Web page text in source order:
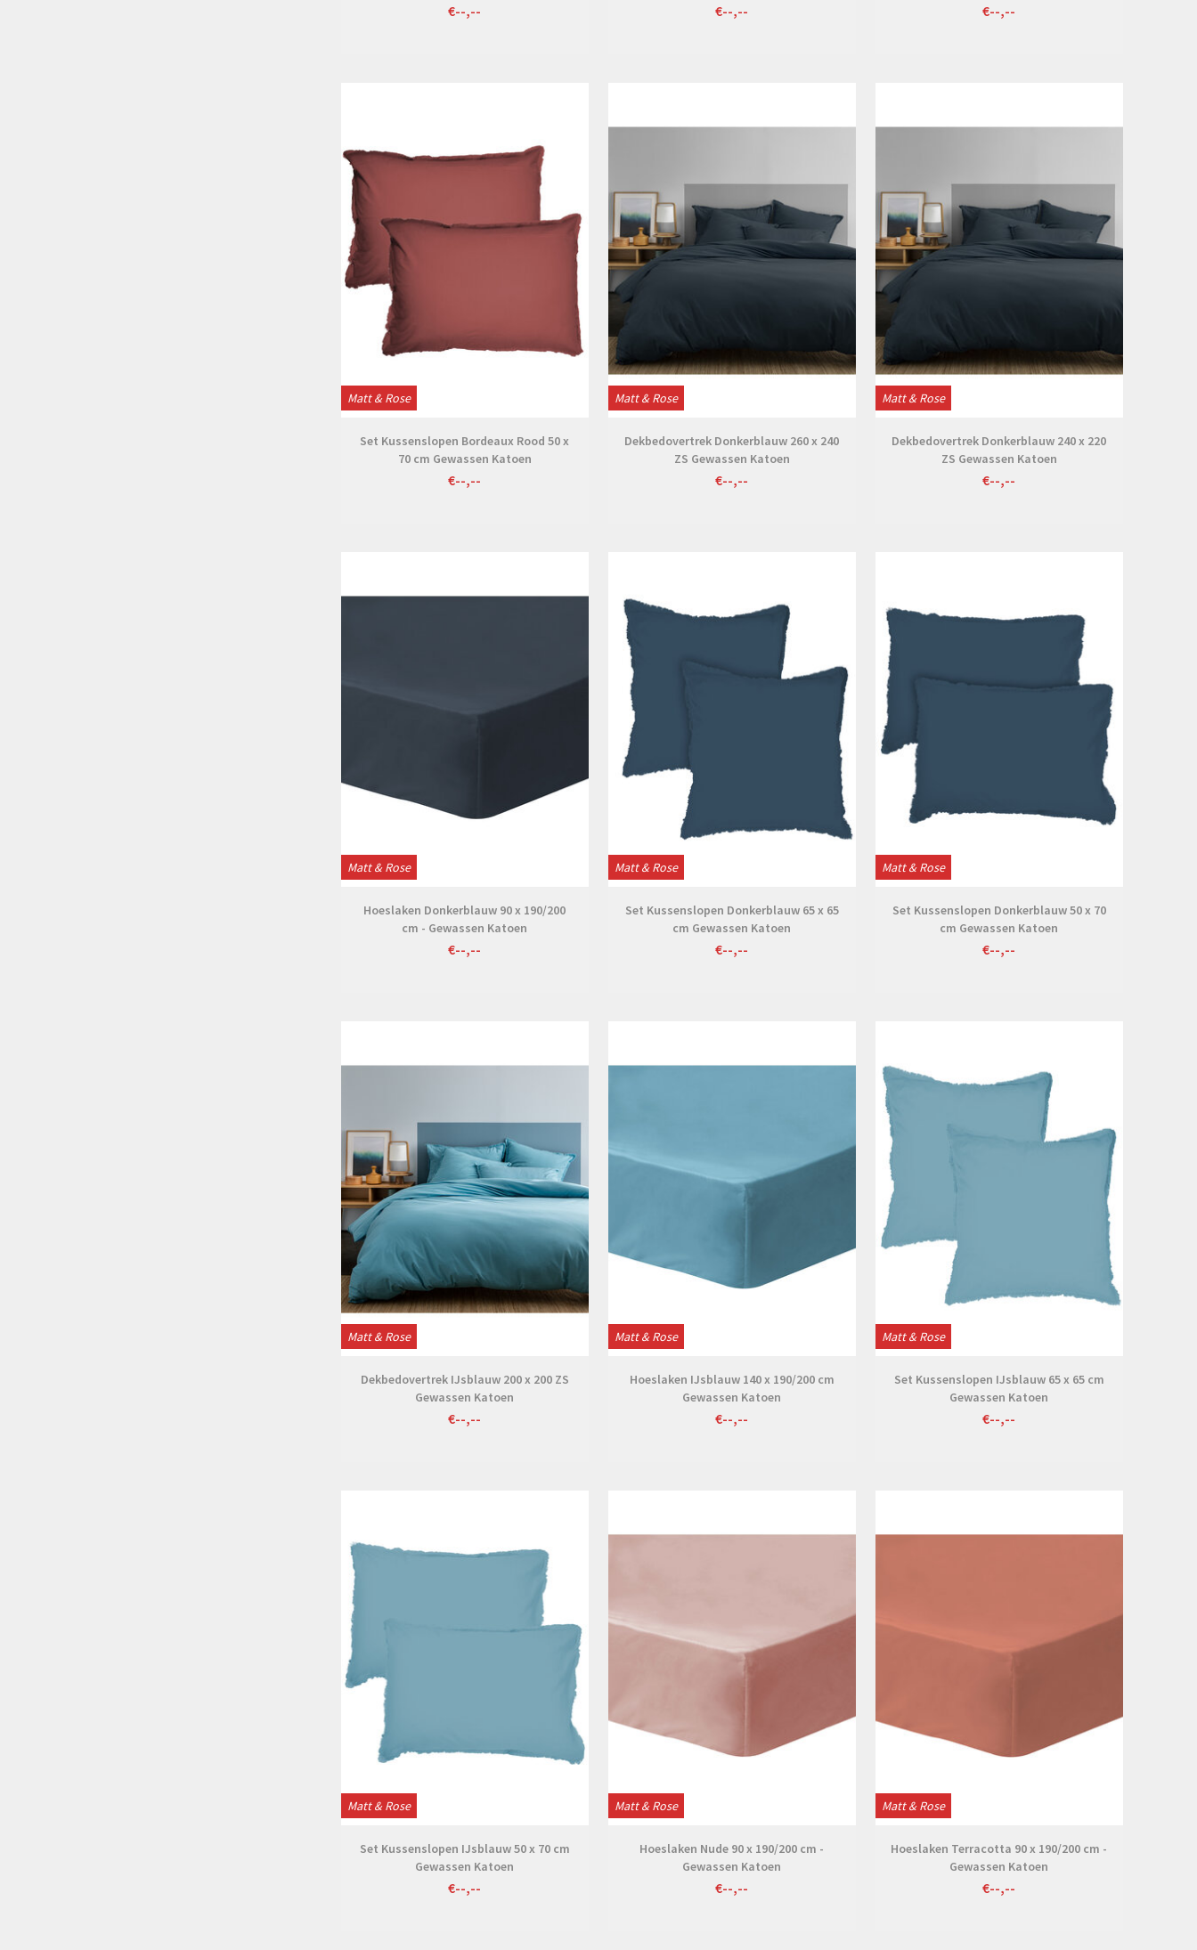
€--,-- €--,-- €--,--
Matt & Rose
Set Kussenslopen Bordeaux Rood 50 x
70 cm Gewassen Katoen
€--,--
Matt & Rose
Dekbedovertrek Donkerblauw 260 x 240
ZS Gewassen Katoen
€--,--
Matt & Rose
Dekbedovertrek Donkerblauw 240 x 220
ZS Gewassen Katoen
€--,--
Matt & Rose
Hoeslaken Donkerblauw 90 x 190/200
cm - Gewassen Katoen
€--,--
Matt & Rose
Set Kussenslopen Donkerblauw 65 x 65
cm Gewassen Katoen
€--,--
Matt & Rose
Set Kussenslopen Donkerblauw 50 x 70
cm Gewassen Katoen
€--,--
Matt & Rose
Dekbedovertrek IJsblauw 200 x 200 ZS
Gewassen Katoen
€--,--
Matt & Rose
Hoeslaken IJsblauw 140 x 190/200 cm
Gewassen Katoen
€--,--
Matt & Rose
Set Kussenslopen IJsblauw 65 x 65 cm
Gewassen Katoen
€--,--
Matt & Rose
Set Kussenslopen IJsblauw 50 x 70 cm
Gewassen Katoen
€--,--
Matt & Rose
Hoeslaken Nude 90 x 190/200 cm -
Gewassen Katoen
€--,--
Matt & Rose
Hoeslaken Terracotta 90 x 190/200 cm -
Gewassen Katoen
€--,--